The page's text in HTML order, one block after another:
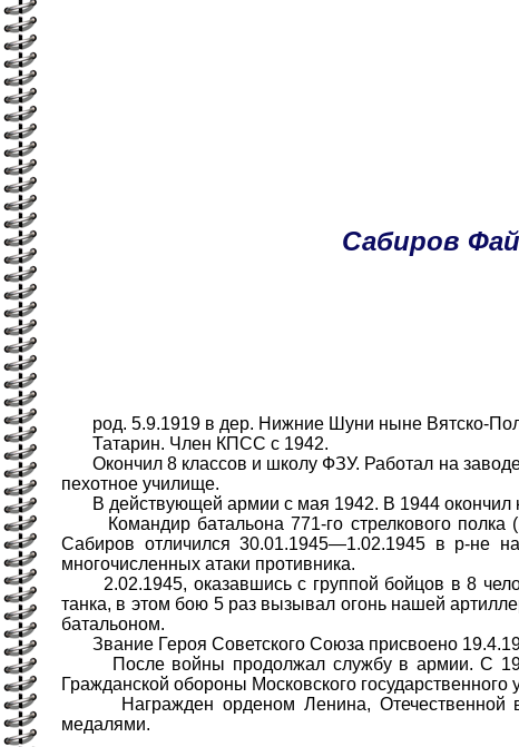
Сабиров
род. 5.9.1919 в дер. Нижние Шуни ныне Вятско-
Татарин. Член КПСС с 1942.
Окончил 8 классов и школу ФЗУ. Работал на
пехотное училище.
В действующей армии с мая 1942. В 1944 окончил
Командир батальона 771-го стрелкового полка
Сабиров отличился 30.01.1945—1.02.1945 в р-не
многочисленных атаки противника.
2.02.1945, оказавшись с группой бойцов в 8
танка, в этом бою 5 раз вызывал огонь нашей
батальоном.
Звание Героя Советского Союза присвоено
После войны продолжал службу в армии. С
Гражданской обороны Московского государственного
Награжден орденом Ленина, Отечественной
медалями.